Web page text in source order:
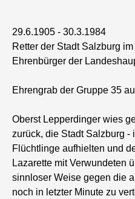
29.6.1905 - 30.3.1984
Retter der Stadt Salzburg
Ehrenbürger der
Ehrengrab der Gruppe 35
Oberst Lepperdinger wies
zurück, die Stadt Salzburg -
Flüchtlinge aufhielten und
Lazarette mit Verwundeten
sinnloser Weise gegen die
noch in letzter Minute zu